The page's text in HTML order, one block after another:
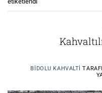
BIDOLU KAHVALTI